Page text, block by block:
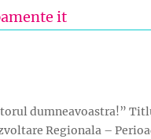
it
dumneavoastra!”
Regionala –